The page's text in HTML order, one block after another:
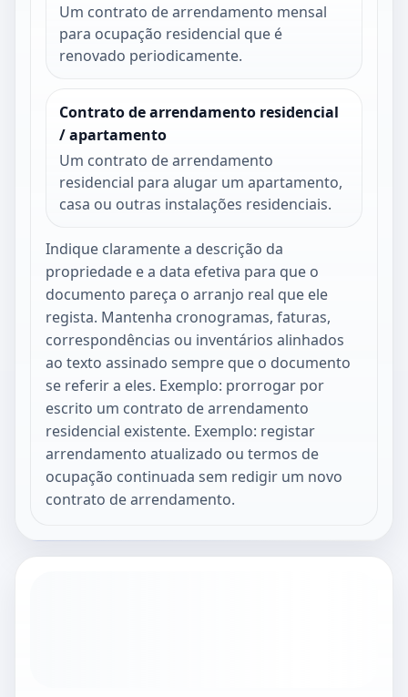
Um contrato de arrendamento mensal
para ocupação residencial que é
renovado periodicamente.
Contrato de arrendamento residencial
/ apartamento
Um contrato de arrendamento
residencial para alugar um apartamento,
casa ou outras instalações residenciais.
Indique claramente a descrição da
propriedade e a data efetiva para que o
documento pareça o arranjo real que ele
regista. Mantenha cronogramas, faturas,
correspondências ou inventários alinhados
ao texto assinado sempre que o documento
se referir a eles. Exemplo: prorrogar por
escrito um contrato de arrendamento
residencial existente. Exemplo: registar
arrendamento atualizado ou termos de
ocupação continuada sem redigir um novo
contrato de arrendamento.